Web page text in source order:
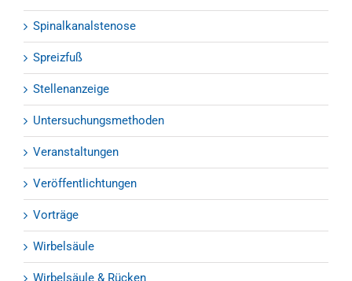
Spinalkanalstenose
Spreizfuß
Stellenanzeige
Untersuchungsmethoden
Veranstaltungen
Veröffentlichtungen
Vorträge
Wirbelsäule
Wirbelsäule & Rücken